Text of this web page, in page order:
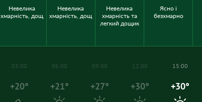
Невелика
хмарність, дощ
Невелика
хмарність, дощ
Невелика
хмарність та
легкий дощик
Ясно і
безхмарно
03:00
+20°
06:00
+21°
09:00
+27°
12:00
+30°
15:00
+30°